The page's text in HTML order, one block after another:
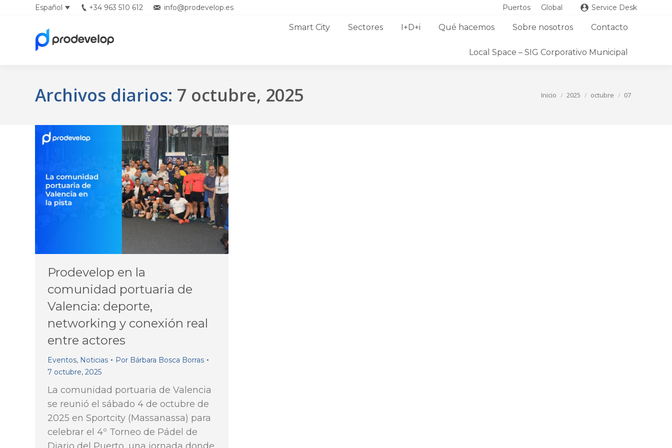
Español +34 963 510 612 info@prodevelop.es Puertos Global Service Desk
Smart City Sectores I+D+i Qué hacemos Sobre nosotros Contacto
Local Space – SIG Corporativo Municipal
Archivos diarios: 7 octubre, 2025 Inicio 2025 octubre 07
Prodevelop en la
comunidad portuaria de
Valencia: deporte,
networking y conexión real
entre actores
Eventos, Noticias Por Bárbara Bosca Borras
7 octubre, 2025
La comunidad portuaria de Valencia
se reunió el sábado 4 de octubre de
2025 en Sportcity (Massanassa) para
celebrar el 4º Torneo de Pádel de